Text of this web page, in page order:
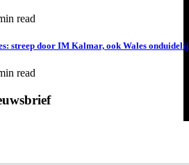
read
streep door IM Kalmar, ook Wales
read